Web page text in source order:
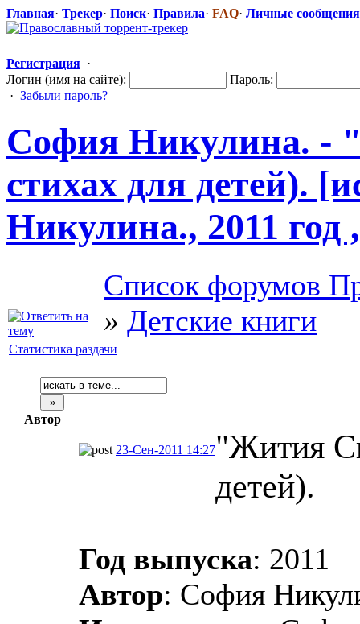
Главная· Трекер· Поиск· Правила· FAQ· Личные сообщения
Регистрация ·
Логин (имя на сайте):
Пароль:
· Забыли пароль?
София Никулина. -
стихах для детей).
Никулина., 2011 год
Список форумов
» Детские книги
Статистика раздачи
Автор
23-Сен-2011 14:27"Жития
детей).
Год выпуска: 2011
Автор: София